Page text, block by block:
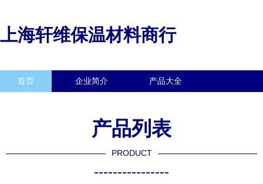
上海轩维保温材料商行
首页 企业简介 产品大全
产品列表
PRODUCT
----------------